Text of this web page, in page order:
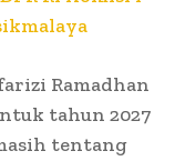
Ramadhan
tahun 2027
tentang